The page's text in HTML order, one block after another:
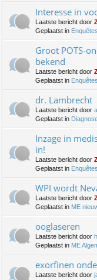
Interesse in
Laatste bericht door
Geplaatst in
Groot POTS-
bekend
Laatste bericht door
Geplaatst in
dr. Lambrecht
Laatste bericht door
Geplaatst in
Inzage in
in!
Laatste bericht door
Geplaatst in
WPI wordt
Laatste bericht door
Geplaatst in ME
ooglaseren
Laatste bericht door
Geplaatst in ME
exorfinen
Laatste bericht door